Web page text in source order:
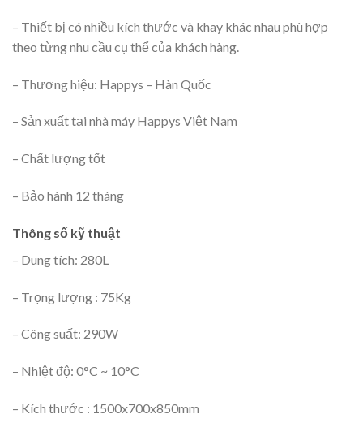
– Thiết bị có nhiều kích thước và khay khác nhau phù hợp
theo từng nhu cầu cụ thể của khách hàng.
– Thương hiệu: Happys – Hàn Quốc
– Sản xuất tại nhà máy Happys Việt Nam
– Chất lượng tốt
– Bảo hành 12 tháng
Thông số kỹ thuật
– Dung tích: 280L
– Trọng lượng : 75Kg
– Công suất: 290W
– Nhiệt độ: 0°C ~ 10°C
– Kích thước : 1500x700x850mm